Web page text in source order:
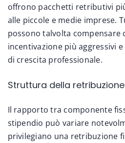
offrono pacchetti retributivi
alle piccole e medie imprese.
possono talvolta compensare
incentivazione più aggressivi
di crescita professionale.
Struttura della retribuzione
Il rapporto tra componente
stipendio può variare
privilegiano una retribuzione